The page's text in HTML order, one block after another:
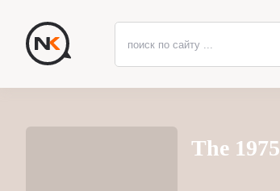
The 1975